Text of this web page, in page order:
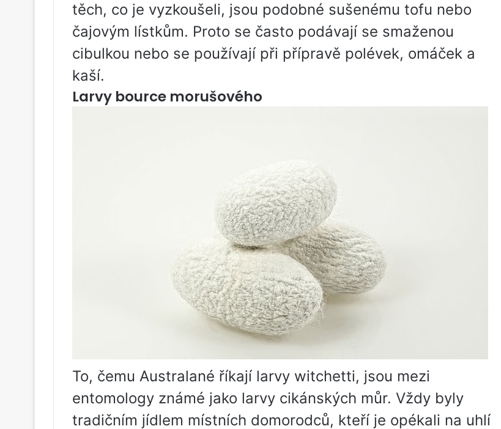
těch, co je vyzkoušeli, jsou podobné sušenému tofu nebo
čajovým lístkům. Proto se často podávají se smaženou
cibulkou nebo se používají při přípravě polévek, omáček a
kaší.
Larvy bource morušového
To, čemu Australané říkají larvy witchetti, jsou mezi
entomology známé jako larvy cikánských můr. Vždy byly
tradičním jídlem místních domorodců, kteří je opékali na uhlí